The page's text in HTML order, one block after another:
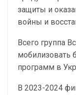
защиты и
войны и
Всего группа
мобилизовать
программ в
В 2023-2024